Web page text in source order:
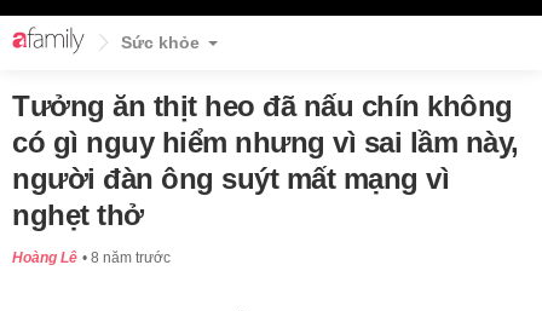
Sức khỏe
Tưởng ăn thịt heo đã nấu chín không
có gì nguy hiểm nhưng vì sai lầm này,
người đàn ông suýt mất mạng vì
nghẹt thở
Hoàng Lê 8 năm trước